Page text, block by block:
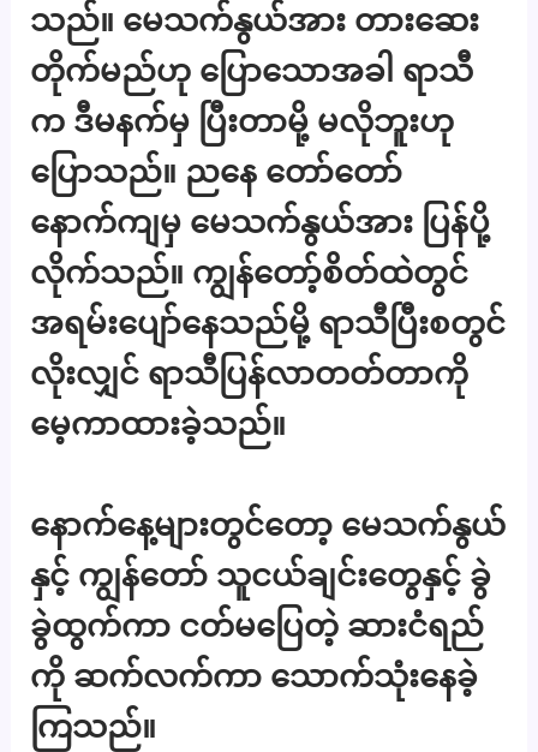
သည်။ မေသက်နွယ်အား တားဆေး
တိုက်မည်ဟု ပြောသောအခါ ရာသီ
က ဒီမနက်မှ ပြီးတာမို့ မလိုဘူးဟု
ပြောသည်။ ညနေ တော်တော်
နောက်ကျမှ မေသက်နွယ်အား ပြန်ပို့
လိုက်သည်။ ကျွန်တော့်စိတ်ထဲတွင်
အရမ်းပျော်နေသည်မို့ ရာသီပြီးစတွင်
လိုးလျှင် ရာသီပြန်လာတတ်တာကို
မေ့ကာထားခဲ့သည်။
နောက်နေ့များတွင်တော့ မေသက်နွယ်
နှင့် ကျွန်တော် သူငယ်ချင်းတွေနှင့် ခွဲ
ခွဲထွက်ကာ ငတ်မပြေတဲ့ ဆားငံရည်
ကို ဆက်လက်ကာ သောက်သုံးနေခဲ့
ကြသည်။